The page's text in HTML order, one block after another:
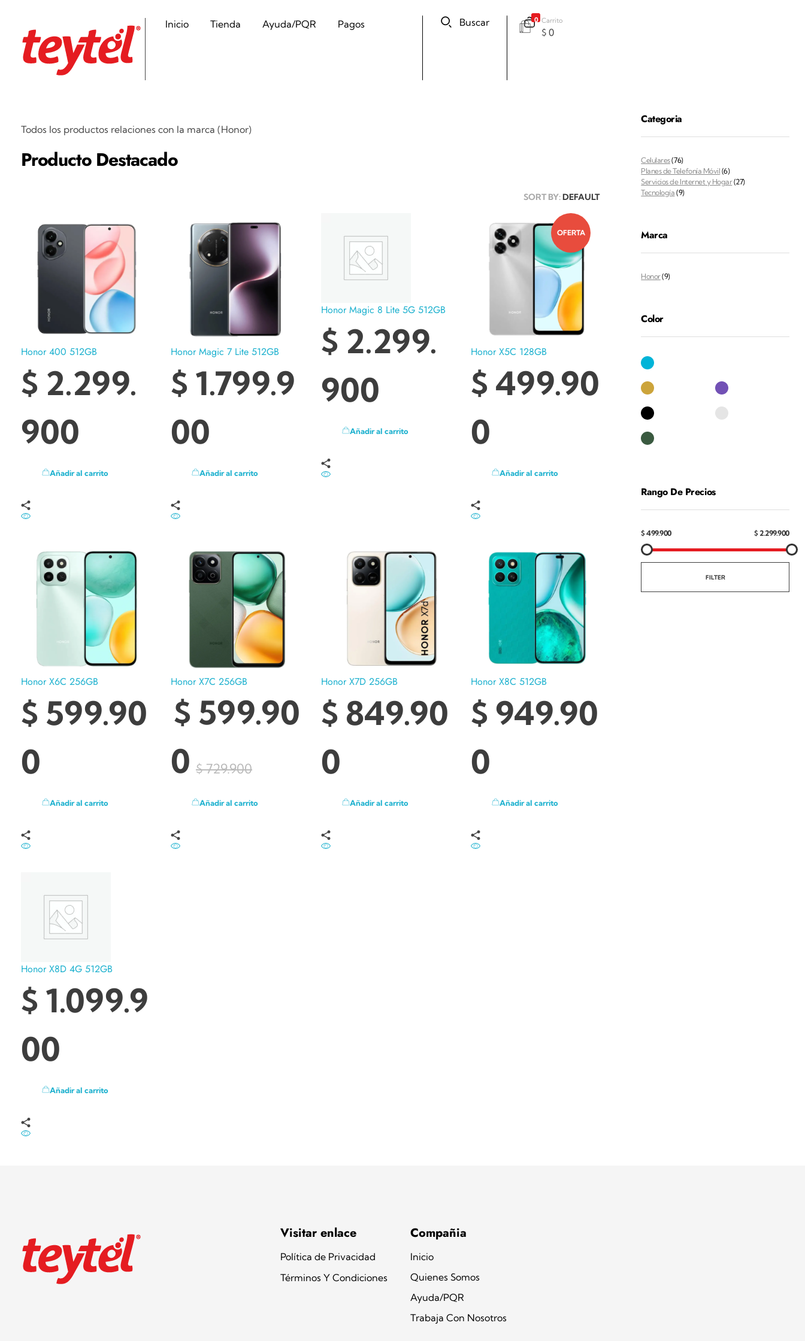
Inicio Tienda Ayuda/PQR Pagos Buscar 0 Carrito
$0
Todos los productos relaciones con la marca (Honor)
Producto Destacado
SORT BY:DEFAULT
Honor 400 512GB
$ 2.299.
900
Añadir al carrito
Honor Magic 7 Lite 512GB
$ 1.799.9
00
Añadir al carrito
Honor Magic 8 Lite 5G 512GB
$ 2.299.
900
Añadir al carrito
Honor X5C 128GB
$ 499.90
0
Añadir al carrito
Honor X6C 256GB
$ 599.90
0
Añadir al carrito
OFERTA
Honor X7C 256GB
$ 599.90
0 $729.900
Añadir al carrito
Honor X7D 256GB
$ 849.90
0
Añadir al carrito
Honor X8C 512GB
$ 949.90
0
Añadir al carrito
Honor X8D 4G 512GB
$ 1.099.9
00
Añadir al carrito
Categoria
Celulares(76)
Planes de Telefonía Móvil (6)
Servicios de Internet y Hogar(27)
Tecnología (9)
Marca
Honor(9)
Color
Rango De Precios
$ 499.900 $ 2.299.900
FILTER
Visitar enlace
Política de Privacidad
Términos Y Condiciones
Compañia
Inicio
Quienes Somos
Ayuda/PQR
Trabaja Con Nosotros